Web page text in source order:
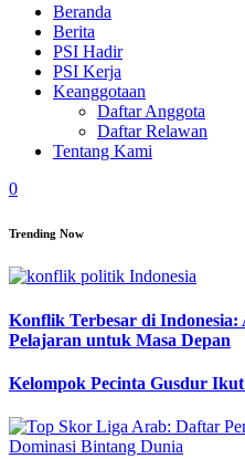
Beranda
Berita
PSI Hadir
PSI Kerja
Keanggotaan
Daftar Anggota
Daftar Relawan
Tentang Kami
0
Trending Now
Konflik Terbesar di
Pelajaran untuk Masa Depan
Kelompok Pecinta Gusdur